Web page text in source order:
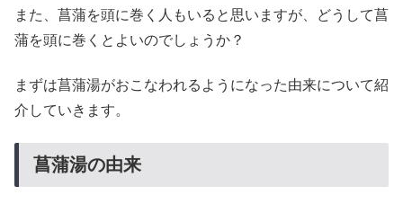
また、菖蒲を頭に巻く人もいると思いますが、どうして菖
蒲を頭に巻くとよいのでしょうか？
まずは菖蒲湯がおこなわれるようになった由来について紹
介していきます。
菖蒲湯の由来